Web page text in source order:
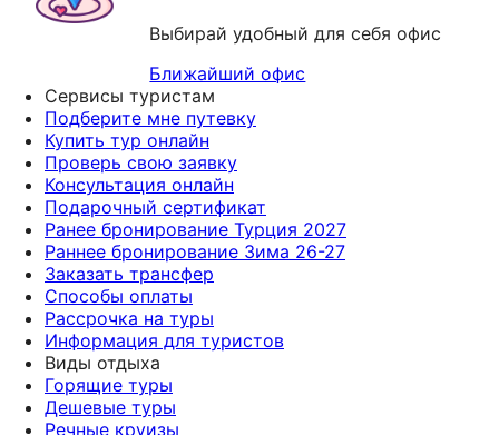
Выбирай удобный для себя офис
Ближайший офис
Сервисы туристам
Подберите мне путевку
Купить тур онлайн
Проверь свою заявку
Консультация онлайн
Подарочный сертификат
Ранее бронирование Турция 2027
Раннее бронирование Зима 26-27
Заказать трансфер
Способы оплаты
Рассрочка на туры
Информация для туристов
Виды отдыха
Горящие туры
Дешевые туры
Речные круизы